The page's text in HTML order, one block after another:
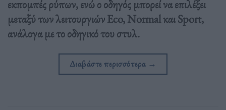
εκπομπές ρύπων, ενώ ο οδηγός μπορεί να επιλέξει
μεταξύ των λειτουργιών Eco, Normal και Sport,
ανάλογα με το οδηγικό του στυλ.
Διαβάστε περισσότερα →